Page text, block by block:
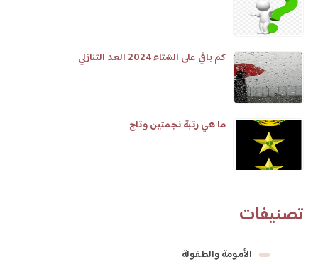
كم باقي على الشتاء 2024 العد التنازلي
ما هي رتبة نجمتين وتاج
تصنيفات
الأمومة والطفولة